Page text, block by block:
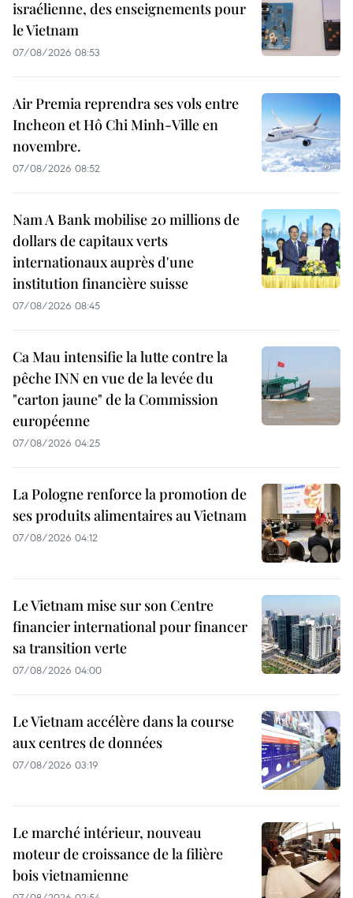
israélienne, des enseignements pour
le Vietnam
07/08/2026 08:53
Air Premia reprendra ses vols entre
Incheon et Hô Chi Minh-Ville en
novembre.
07/08/2026 08:52
Nam A Bank mobilise 20 millions de
dollars de capitaux verts
internationaux auprès d'une
institution financière suisse
07/08/2026 08:45
Ca Mau intensifie la lutte contre la
pêche INN en vue de la levée du
"carton jaune" de la Commission
européenne
07/08/2026 04:25
La Pologne renforce la promotion de
ses produits alimentaires au Vietnam
07/08/2026 04:12
Le Vietnam mise sur son Centre
financier international pour financer
sa transition verte
07/08/2026 04:00
Le Vietnam accélère dans la course
aux centres de données
07/08/2026 03:19
Le marché intérieur, nouveau
moteur de croissance de la filière
bois vietnamienne